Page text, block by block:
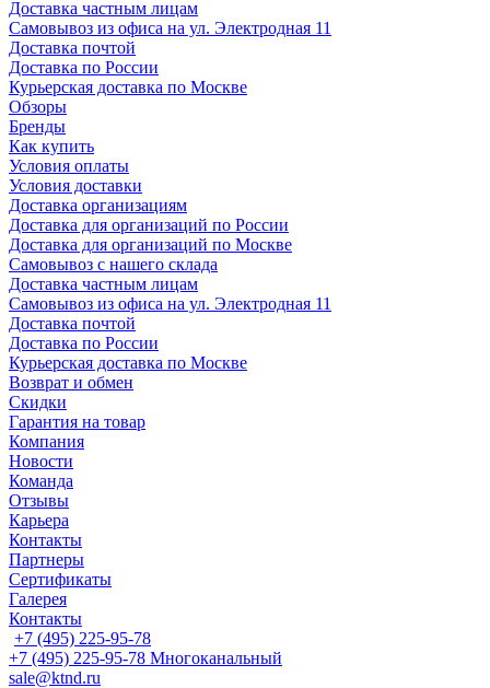
Доставка частным лицам
Самовывоз из офиса на ул. Электродная 11
Доставка почтой
Доставка по России
Курьерская доставка по Москве
Обзоры
Бренды
Как купить
Условия оплаты
Условия доставки
Доставка организациям
Доставка для организаций по России
Доставка для организаций по Москве
Самовывоз с нашего склада
Доставка частным лицам
Самовывоз из офиса на ул. Электродная 11
Доставка почтой
Доставка по России
Курьерская доставка по Москве
Возврат и обмен
Скидки
Гарантия на товар
Компания
Новости
Команда
Отзывы
Карьера
Контакты
Партнеры
Сертификаты
Галерея
Контакты
+7 (495) 225-95-78
+7 (495) 225-95-78 Многоканальный
sale@ktnd.ru